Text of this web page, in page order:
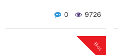
0 9726
Hot